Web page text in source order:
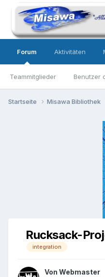
Forum
Teammitglieder Benutzer
Aktivitäten
Startseite Misawa Bibliothek
Rucksack-
integration
Von Webmaster